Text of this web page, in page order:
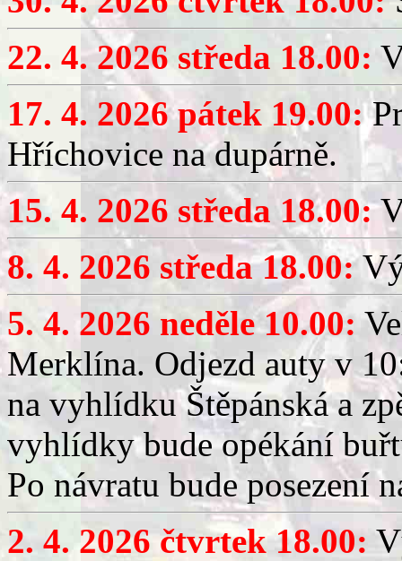
22. 4. 2026 středa 18.00:
17. 4. 2026 pátek 19.00:
Hříchovice na dupárně.
15. 4. 2026 středa 18.00:
8. 4. 2026 středa 18.00:
5. 4. 2026 neděle 10.00:
Merklína. Odjezd auty v
na vyhlídku Štěpánská a
vyhlídky bude opékání
Po návratu bude posezení
2. 4. 2026 čtvrtek 18.00: